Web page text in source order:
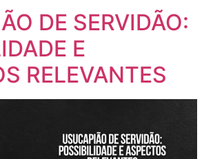
DE SERVIDÃO:
E
RELEVANTES